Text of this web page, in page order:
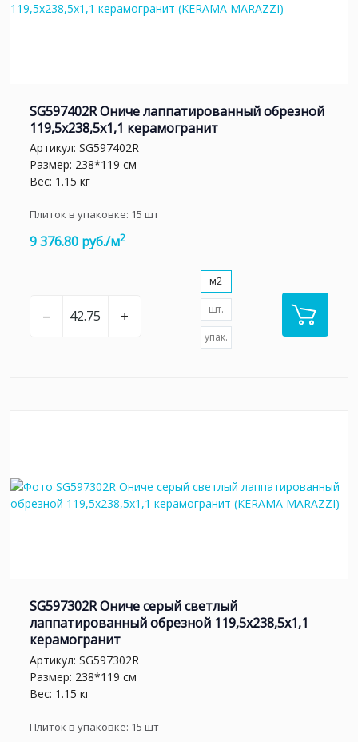
SG597402R Ониче лаппатированный обрезной
119,5x238,5x1,1 керамогранит
Артикул: SG597402R
Размер: 238*119 см
Вес: 1.15 кг
Плиток в упаковке: 15 шт
9 376.80 руб./м2
– +
м2
шт.
упак.
SG597302R Ониче серый светлый
лаппатированный обрезной 119,5x238,5x1,1
керамогранит
Артикул: SG597302R
Размер: 238*119 см
Вес: 1.15 кг
Плиток в упаковке: 15 шт